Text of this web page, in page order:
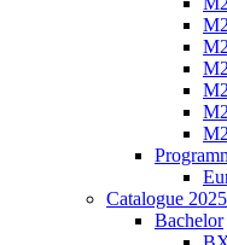
Catalogue
Bachelor